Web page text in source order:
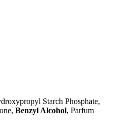
Starch Phosphate,
Benzyl Alcohol, Parfum